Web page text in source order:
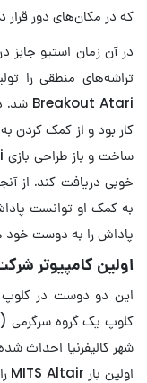
که در مکان‌های دور قرار
تراشه‌های منطقی را
کار بود و از کمک کردن
خوبی دریافت کند. از
به کمک او توانست
پاداش را به دوست خود
اولین کامپیوتر
شهر کالیفرنیا احداث